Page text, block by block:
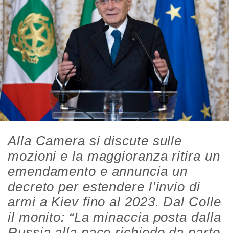
Alla Camera si discute sulle
mozioni e la maggioranza ritira un
emendamento e annuncia un
decreto per estendere l’invio di
armi a Kiev fino al 2023. Dal Colle
il monito: “La minaccia posta dalla